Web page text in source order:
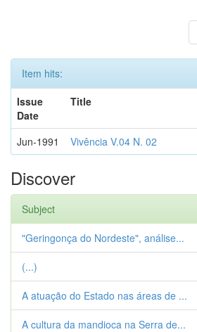
Item hits:
Issue
Date
Title
Jun-1991 Vivência V.04 N. 02
Discover
Subject
"Geringonça do Nordeste", análise...
(...)
A atuação do Estado nas áreas de ...
A cultura da mandioca na Serra de...